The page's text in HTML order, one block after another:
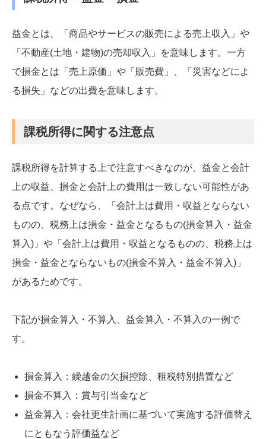
益金とは、「商品やサービスの販売による売上収入」や
「不動産(土地・建物)の売却収入」を意味します。一方
で損金とは「売上原価」や「販売費」、「災害などによ
る損失」などの出費を意味します。
課税所得に関する注意点
課税所得を計算する上で注意すべきなのが、益金と会計
上の収益、損金と会計上の費用は一致しない可能性があ
る点です。なぜなら、「会計上は費用・収益とならない
ものの、税務上は損金・益金となるもの(損金算入・益金
算入)」や「会計上は費用・収益となるものの、税務上は
損金・益金とならないもの(損金不算入・益金不算入)」
があるためです。
下記が損金算入・不算入、益金算入・不算入の一例で
す。
損金算入：繰越金の欠損控除、租税特別措置など
損金不算入：賞与引当金など
益金算入：会社更生計画に基づいて実施する評価替え
にともなう評価益など